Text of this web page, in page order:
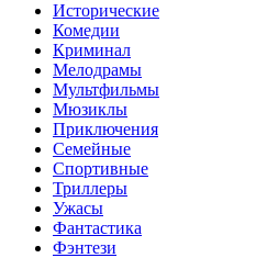
Исторические
Комедии
Криминал
Мелодрамы
Мультфильмы
Мюзиклы
Приключения
Семейные
Спортивные
Триллеры
Ужасы
Фантастика
Фэнтези